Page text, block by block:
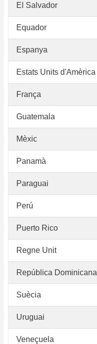
El Salvador
Equador
Espanya
Estats Units d'Amèrica
França
Guatemala
Mèxic
Panamà
Paraguai
Perú
Puerto Rico
Regne Unit
República Dominicana
Suècia
Uruguai
Veneçuela